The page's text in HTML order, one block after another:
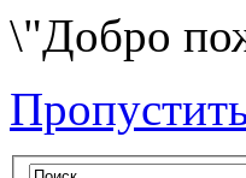
\"Добро